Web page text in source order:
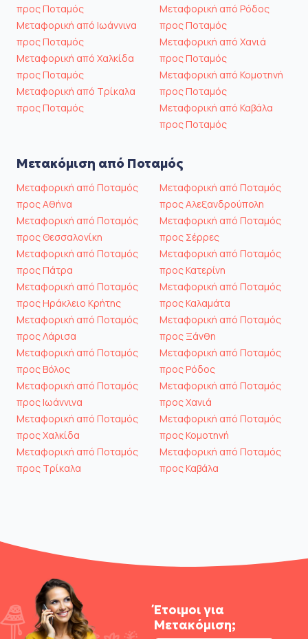
προς Ποταμός
Μεταφορική από Ιωάννινα
προς Ποταμός
Μεταφορική από Χαλκίδα
προς Ποταμός
Μεταφορική από Τρίκαλα
προς Ποταμός
Μεταφορική από Ρόδος
προς Ποταμός
Μεταφορική από Χανιά
προς Ποταμός
Μεταφορική από Κομοτηνή
προς Ποταμός
Μεταφορική από Καβάλα
προς Ποταμός
Μετακόμιση από Ποταμός
Μεταφορική από Ποταμός
προς Αθήνα
Μεταφορική από Ποταμός
προς Θεσσαλονίκη
Μεταφορική από Ποταμός
προς Πάτρα
Μεταφορική από Ποταμός
προς Ηράκλειο Κρήτης
Μεταφορική από Ποταμός
προς Λάρισα
Μεταφορική από Ποταμός
προς Βόλος
Μεταφορική από Ποταμός
προς Ιωάννινα
Μεταφορική από Ποταμός
προς Χαλκίδα
Μεταφορική από Ποταμός
προς Τρίκαλα
Μεταφορική από Ποταμός
προς Αλεξανδρούπολη
Μεταφορική από Ποταμός
προς Σέρρες
Μεταφορική από Ποταμός
προς Κατερίνη
Μεταφορική από Ποταμός
προς Καλαμάτα
Μεταφορική από Ποταμός
προς Ξάνθη
Μεταφορική από Ποταμός
προς Ρόδος
Μεταφορική από Ποταμός
προς Χανιά
Μεταφορική από Ποταμός
προς Κομοτηνή
Μεταφορική από Ποταμός
προς Καβάλα
Έτοιμοι για
Μετακόμιση;